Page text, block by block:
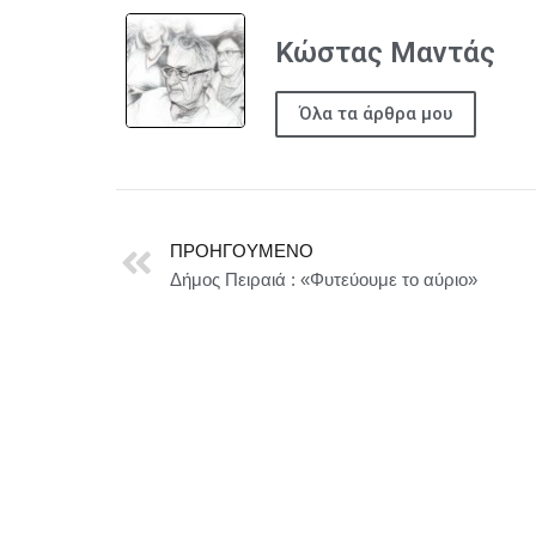
Κώστας Μαντάς
Όλα τα άρθρα μου
ΠΡΟΗΓΟΎΜΕΝΟ
Δήμος Πειραιά : «Φυτεύουμε το αύριο»